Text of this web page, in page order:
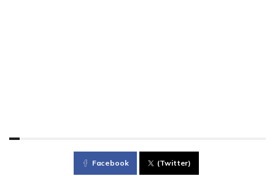
Facebook (Twitter)